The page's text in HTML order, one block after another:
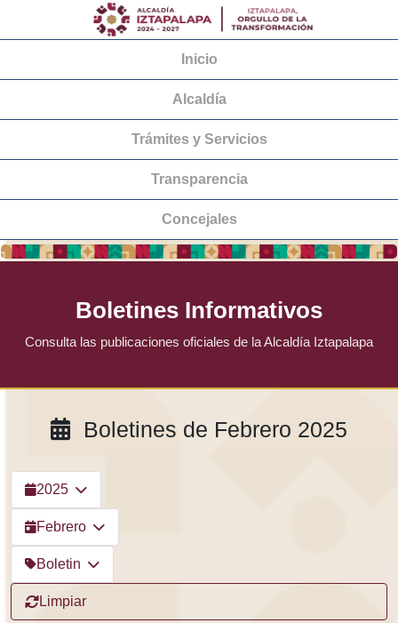
Inicio
Alcaldía
Trámites y Servicios
Transparencia
Concejales
Boletines Informativos
Consulta las publicaciones oficiales de la Alcaldía Iztapalapa
Boletines de Febrero 2025
2025
Febrero
Boletin
Limpiar